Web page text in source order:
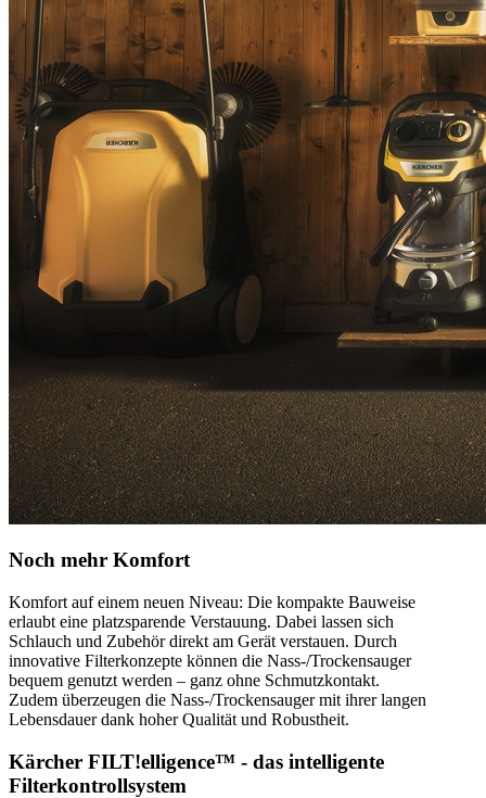
Noch mehr Komfort
Komfort auf einem neuen Niveau: Die kompakte Bauweise
erlaubt eine platzsparende Verstauung. Dabei lassen sich
Schlauch und Zubehör direkt am Gerät verstauen. Durch
innovative Filterkonzepte können die Nass-/Trockensauger
bequem genutzt werden – ganz ohne Schmutzkontakt.
Zudem überzeugen die Nass-/Trockensauger mit ihrer langen
Lebensdauer dank hoher Qualität und Robustheit.
Kärcher FILT!elligence™ - das intelligente
Filterkontrollsystem